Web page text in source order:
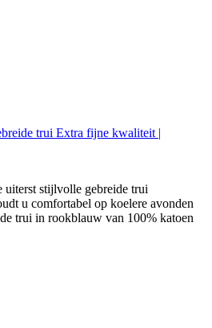
trui Extra fijne kwaliteit |
uiterst stijlvolle gebreide trui
u comfortabel op koelere avonden
trui in rookblauw van 100% katoen